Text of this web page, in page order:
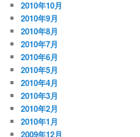
2010年10月
2010年9月
2010年8月
2010年7月
2010年6月
2010年5月
2010年4月
2010年3月
2010年2月
2010年1月
2009年12月